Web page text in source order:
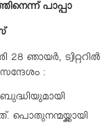
പാപ്പാ
ഞായർ, ട്വിറ്ററിൽ
:
പൊതുനന്മയ്ക്കായി